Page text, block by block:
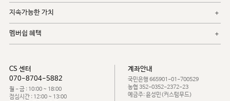
지속가능한 가치
멤버쉽 혜택
CS 센터
070-8704-5882
월 - 금 : 10:00 ~ 18:00
점심시간 : 12:00 ~ 13:00
계좌안내
국민은행 665901-01-700529
농협 352-0352-2372-23
예금주: 윤성민(커스텀무드)